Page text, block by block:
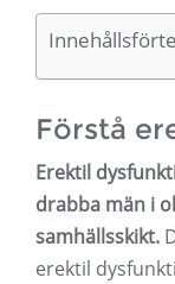
Förstå
Erektil
drabba män i
samhällsskikt.
erektil